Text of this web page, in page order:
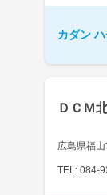
カダン
ＤＣＭ
広島県福
TEL: 084-